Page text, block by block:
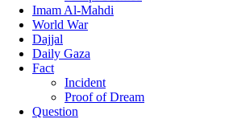
Imam Al-Mahdi
World War
Dajjal
Daily Gaza
Fact
Incident
Proof of Dream
Question